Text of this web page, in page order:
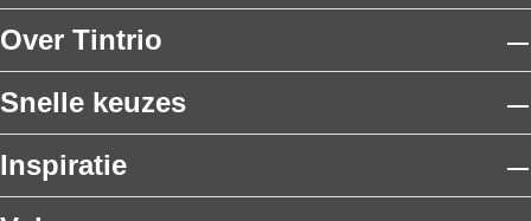
Over Tintrio
Snelle keuzes
Inspiratie